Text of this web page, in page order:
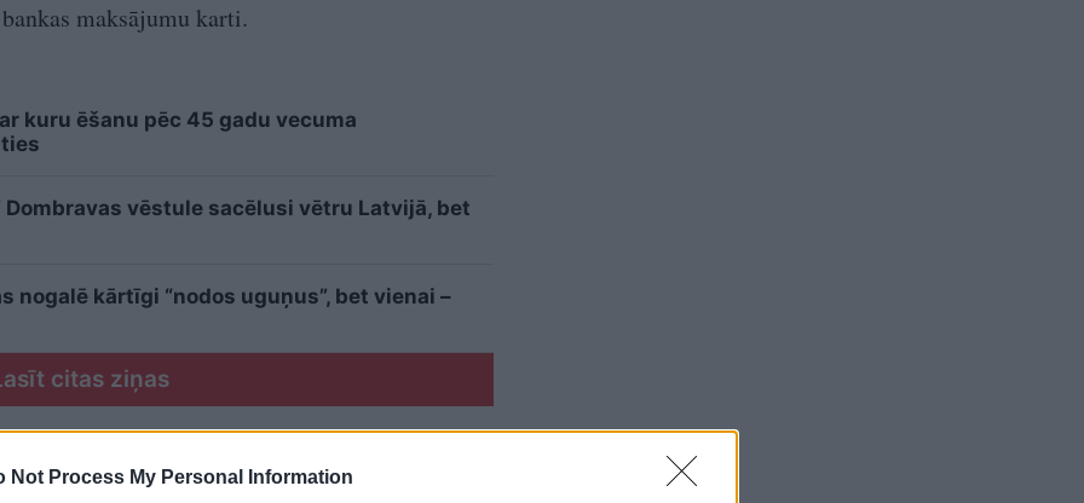
Not Process My Personal Information
maksājumu karti.
kuru ēšanu pēc 45 gadu vecuma
Dombravas vēstule sacēlusi vētru Latvijā, bet
nogalē kārtīgi “nodos uguņus”, bet vienai –
citas ziņas